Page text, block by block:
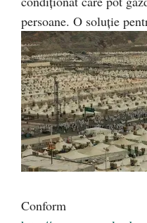
persoane. O soluţie
Conform